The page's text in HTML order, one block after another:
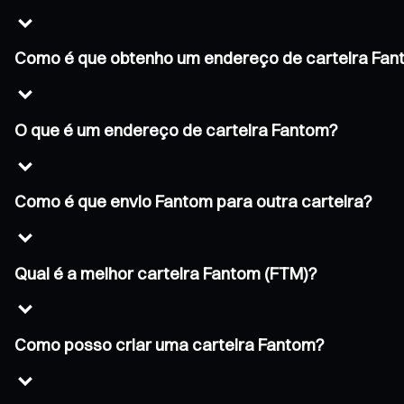
Como é que obtenho um endereço de carteira
O que é um endereço de carteira Fantom?
Como é que envio Fantom para outra carteira?
Qual é a melhor carteira Fantom (FTM)?
Como posso criar uma carteira Fantom?